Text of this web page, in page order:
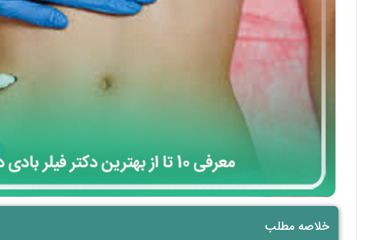
خلاصه مطلب